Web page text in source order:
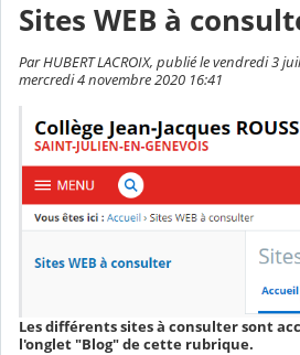
Sites WEB à
Par HUBERT LACROIX, publié le vendredi 3
mercredi 4 novembre 2020 16:41
Les différents sites à consulter sont
l'onglet "Blog" de cette rubrique.